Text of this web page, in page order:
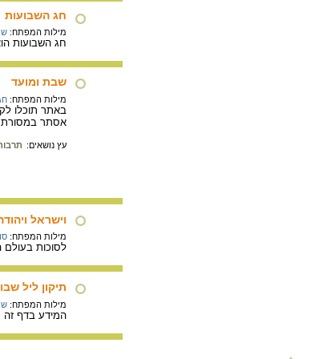
חג השבועות
מילות המפתח:
חג השבועות
שבת ומועד
מילות המפתח:
באתר תוכלו
אסתר במסורת
עץ נושאים:
וישראל
מילות המפתח:
לסוכות בעולם
תיקון ליל
מילות המפתח:
המידע בדף זה